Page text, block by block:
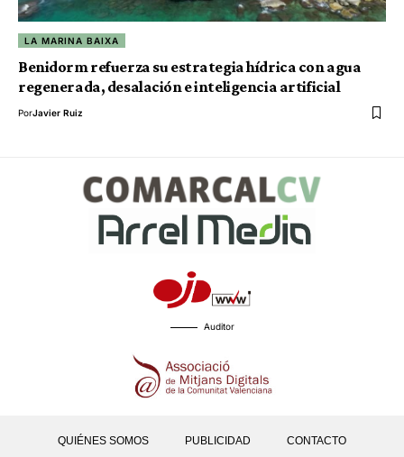
LA MARINA BAIXA
Benidorm refuerza su estrategia hídrica con agua
regenerada, desalación e inteligencia artificial
PorJavier Ruiz
Auditor
QUIÉNES SOMOS PUBLICIDAD CONTACTO